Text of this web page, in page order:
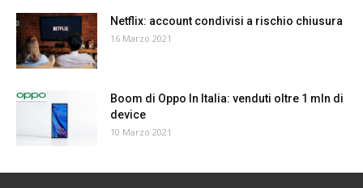
Netflix: account condivisi a rischio chiusura
16 Marzo 2021
Boom di Oppo In Italia: venduti oltre 1 mln di
device
10 Marzo 2021